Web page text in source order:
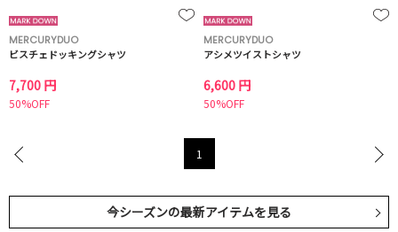
MERCURYDUO
ビスチェドッキングシャツ
7,700 円
50%OFF
MERCURYDUO
アシメツイストシャツ
6,600 円
50%OFF
1
今シーズンの最新アイテムを見る